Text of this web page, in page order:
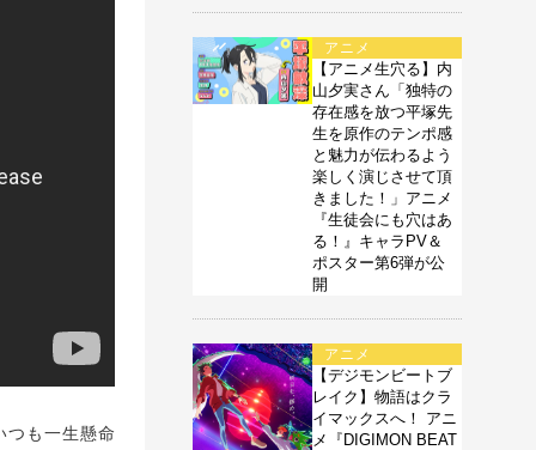
も一生懸命
アニメ
【アニメ生穴る】内
山夕実さん「独特の
存在感を放つ平塚先
生を原作のテンポ感
と魅力が伝わるよう
楽しく演じさせて頂
きました！」アニメ
『生徒会にも穴はあ
る！』キャラPV＆
ポスター第6弾が公
開
アニメ
【デジモンビートブ
レイク】物語はクラ
イマックスへ！ アニ
メ『DIGIMON BEAT